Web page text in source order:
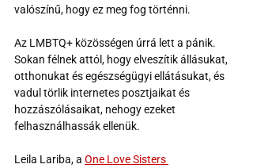
valószínű, hogy ez meg fog történni.
Az LMBTQ+ közösségen úrrá lett a pánik.
Sokan félnek attól, hogy elveszítik állásukat,
otthonukat és egészségügyi ellátásukat, és
vadul törlik internetes posztjaikat és
hozzászólásaikat, nehogy ezeket
felhasználhassák ellenük.
Leila Lariba, a One Love Sisters